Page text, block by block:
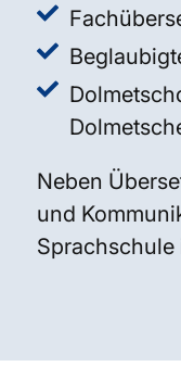
Neben
und